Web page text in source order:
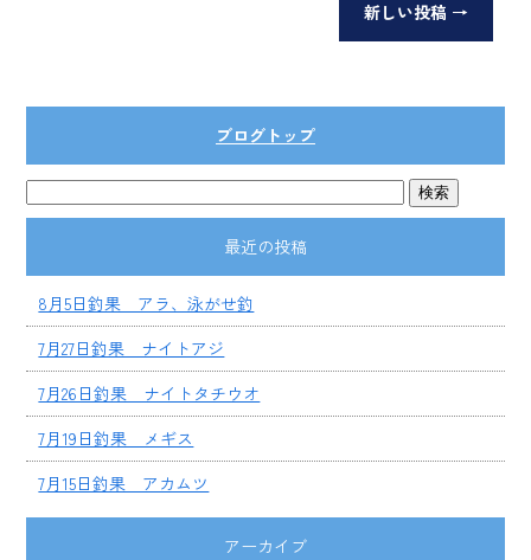
新しい投稿 →
ブログトップ
最近の投稿
8月5日釣果 アラ、泳がせ釣
7月27日釣果 ナイトアジ
7月26日釣果 ナイトタチウオ
7月19日釣果 メギス
7月15日釣果 アカムツ
アーカイブ